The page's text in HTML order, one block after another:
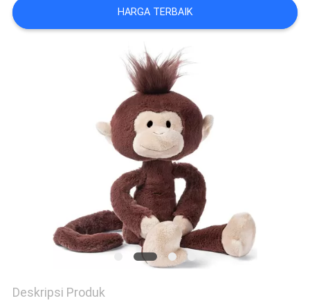
PRIVACY
POLICY
HARGA TERBAIK
Deskripsi Produk